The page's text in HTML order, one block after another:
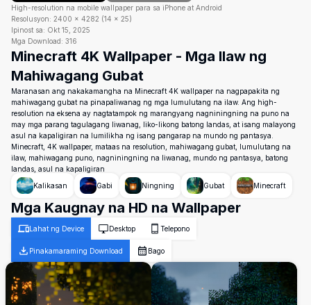
High-resolution na mobile wallpaper para sa iPhone at Android
Resolusyon: 2400 × 4282 (14 × 25)
Ipinost sa: Okt 15, 2025
Mga Download: 316
Minecraft 4K Wallpaper - Mga Ilaw ng
Mahiwagang Gubat
Maranasan ang nakakamangha na Minecraft 4K wallpaper na nagpapakita ng
mahiwagang gubat na pinapaliwanag ng mga lumulutang na ilaw. Ang high-
resolution na eksena ay nagtatampok ng marangyang nagniningning na puno na
may mga parang tagulagang liwanag, liko-likong batong landas, at isang malayong
asul na kapaligiran na lumilikha ng isang pangarap na mundo ng pantasya.
Minecraft, 4K wallpaper, mataas na resolution, mahiwagang gubat, lumulutang na
ilaw, mahiwagang puno, nagniningning na liwanag, mundo ng pantasya, batong
landas, asul na kapaligiran
Kalikasan
Gabi Ningning Gubat Minecraft
Mga Kaugnay na HD na Wallpaper
Lahat ng Device Desktop Telepono
Pinakamaraming Download Bago